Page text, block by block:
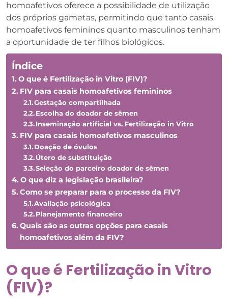
homoafetivos oferece a possibilidade de utilização
dos próprios gametas, permitindo que tanto casais
homoafetivos femininos quanto masculinos tenham
a oportunidade de ter filhos biológicos.
Índice
O que é Fertilização in Vitro (FIV)?
FIV para casais homoafetivos femininos
Gestação compartilhada
Escolha do doador de sêmen
Inseminação artificial vs. Fertilização in Vitro
FIV para casais homoafetivos masculinos
Doação de óvulos
Útero de substituição
Seleção do parceiro doador de sêmen
O que diz a legislação brasileira?
Como se preparar para o processo da FIV?
Avaliação psicológica
Planejamento financeiro
Quais são as outras opções para casais
homoafetivos além da FIV?
O que é Fertilização in Vitro
(FIV)?